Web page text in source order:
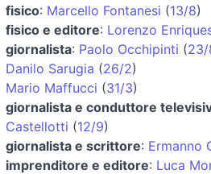
fisico: Marcello Fontanesi (13/8)
fisico e editore: Lorenzo
giornalista: Paolo Occhipinti (23/
Danilo Sarugia (26/2)
Mario Maffucci (31/3)
giornalista e conduttore
Castellotti (12/9)
giornalista e scrittore: Ermanno
imprenditore e editore: Luca